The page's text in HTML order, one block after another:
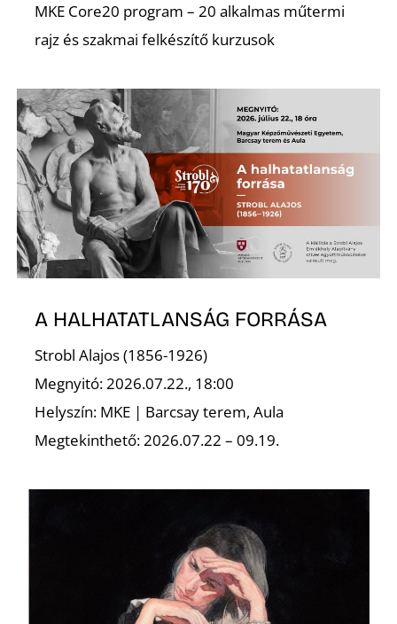
MKE Core20 program – 20 alkalmas műtermi
rajz és szakmai felkészítő kurzusok
A HALHATATLANSÁG FORRÁSA
Strobl Alajos (1856-1926)
Megnyitó: 2026.07.22., 18:00
Helyszín: MKE | Barcsay terem, Aula
Megtekinthető: 2026.07.22 – 09.19.